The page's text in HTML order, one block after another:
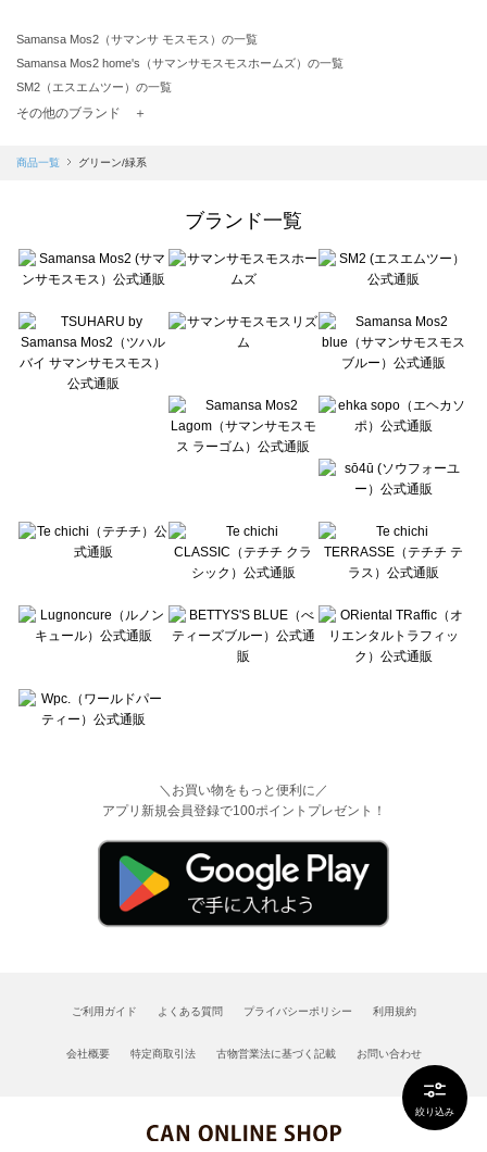
絞り込み
Samansa Mos2（サマンサ モスモス）の一覧
Samansa Mos2 home's（サマンサモスモスホームズ）の一覧
SM2（エスエムツー）の一覧
TSUHARU by Samansa Mos2（ツハルバイサマンサモスモス）の一覧
Samansa Mos2 blue（サマンサモスモス ブルー）の一覧
Te chichi（テチチ）の一覧
Te chichi CLASSIC（テチチ クラシック）の一覧
Lugnoncure（ルノンキュール）の一覧
BETTY'S BLUE（べティーズブルー）の一覧
Wpc.（ワールドパーティー）の一覧
その他のブランド ＋
商品一覧 グリーン/緑系
ブランド一覧
＼お買い物をもっと便利に／
アプリ新規会員登録で100ポイントプレゼント！
ご利用ガイド よくある質問 プライバシーポリシー 利用規約
会社概要 特定商取引法 古物営業法に基づく記載 お問い合わせ